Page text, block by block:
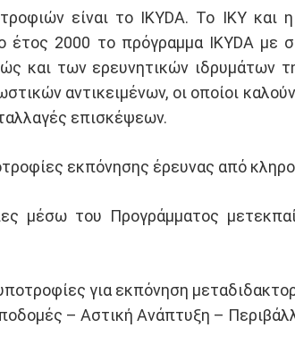
είναι το IKYDA. Το ΙΚΥ και
έτος 2000 το πρόγραμμα ΙΚΥDA
και των ερευνητικών ιδρυμάτων
αντικειμένων, οι οποίοι
επισκέψεων.
εκπόνησης έρευνας από
μέσω του Προγράμματος
για εκπόνηση
– Αστική Ανάπτυξη –